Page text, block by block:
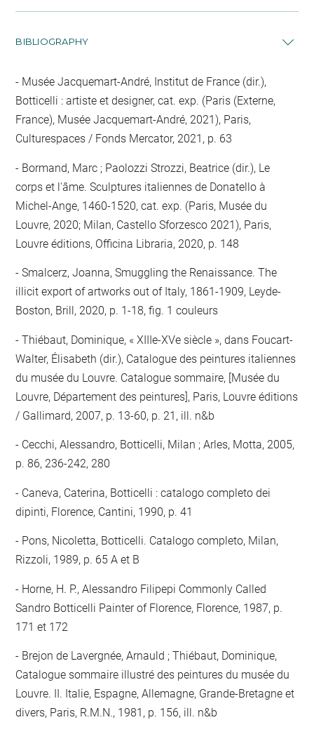
BIBLIOGRAPHY
Musée Jacquemart-André, Institut de France (dir.),
Botticelli : artiste et designer, cat. exp. (Paris (Externe,
France), Musée Jacquemart-André, 2021), Paris,
Culturespaces / Fonds Mercator, 2021, p. 63
Bormand, Marc ; Paolozzi Strozzi, Beatrice (dir.), Le
corps et l'âme. Sculptures italiennes de Donatello à
Michel-Ange, 1460-1520, cat. exp. (Paris, Musée du
Louvre, 2020; Milan, Castello Sforzesco 2021), Paris,
Louvre éditions, Officina Libraria, 2020, p. 148
Smalcerz, Joanna, Smuggling the Renaissance. The
illicit export of artworks out of Italy, 1861-1909, Leyde-
Boston, Brill, 2020, p. 1-18, fig. 1 couleurs
Thiébaut, Dominique, « XIIIe-XVe siècle », dans Foucart-
Walter, Élisabeth (dir.), Catalogue des peintures italiennes
du musée du Louvre. Catalogue sommaire, [Musée du
Louvre, Département des peintures], Paris, Louvre éditions
/ Gallimard, 2007, p. 13-60, p. 21, ill. n&b
Cecchi, Alessandro, Botticelli, Milan ; Arles, Motta, 2005,
p. 86, 236-242, 280
Caneva, Caterina, Botticelli : catalogo completo dei
dipinti, Florence, Cantini, 1990, p. 41
Pons, Nicoletta, Botticelli. Catalogo completo, Milan,
Rizzoli, 1989, p. 65 A et B
Horne, H. P., Alessandro Filipepi Commonly Called
Sandro Botticelli Painter of Florence, Florence, 1987, p.
171 et 172
Brejon de Lavergnée, Arnauld ; Thiébaut, Dominique,
Catalogue sommaire illustré des peintures du musée du
Louvre. II. Italie, Espagne, Allemagne, Grande-Bretagne et
divers, Paris, R.M.N., 1981, p. 156, ill. n&b